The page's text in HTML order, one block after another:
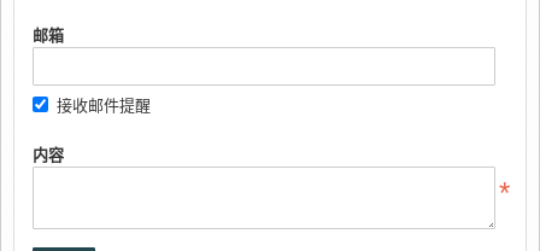
邮箱
接收邮件提醒
内容